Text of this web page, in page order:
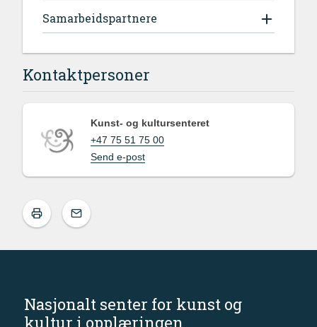
Samarbeidspartnere
Kontaktpersoner
Kunst- og kultursenteret
+47 75 51 75 00
Send e-post
Nasjonalt senter for kunst og
kultur i opplæringen